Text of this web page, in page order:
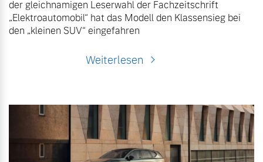
der gleichnamigen Leserwahl der Fachzeitschrift
„Elektroautomobil“ hat das Modell den Klassensieg bei
den „kleinen SUV“ eingefahren
Weiterlesen